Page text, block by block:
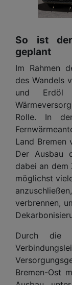
So ist der
geplant
Im Rahmen
des Wandels
und Erdöl
Rolle. In
Land Bremen
Der Ausbau
dabei an dem
möglichst
verbrennen,
Durch die
Bremen-Ost